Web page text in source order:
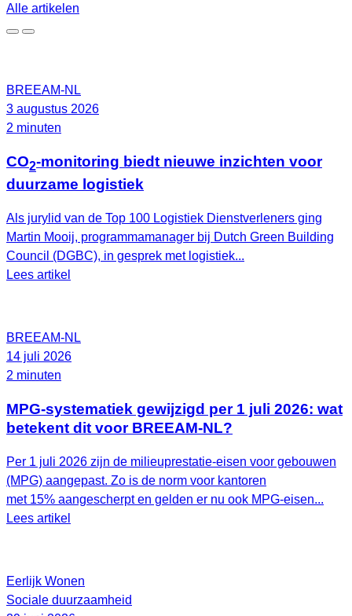
Alle artikelen
BREEAM-NL
3 augustus 2026
2 minuten
CO2-monitoring biedt nieuwe inzichten voor
duurzame logistiek
Als jurylid van de Top 100 Logistiek Dienstverleners ging
Martin Mooij, programmamanager bij Dutch Green Building
Council (DGBC), in gesprek met logistiek...
Lees artikel
BREEAM-NL
14 juli 2026
2 minuten
MPG-systematiek gewijzigd per 1 juli 2026: wat
betekent dit voor BREEAM-NL?
Per 1 juli 2026 zijn de milieuprestatie-eisen voor gebouwen
(MPG) aangepast. Zo is de norm voor kantoren
met 15% aangescherpt en gelden er nu ook MPG-eisen...
Lees artikel
Eerlijk Wonen
Sociale duurzaamheid